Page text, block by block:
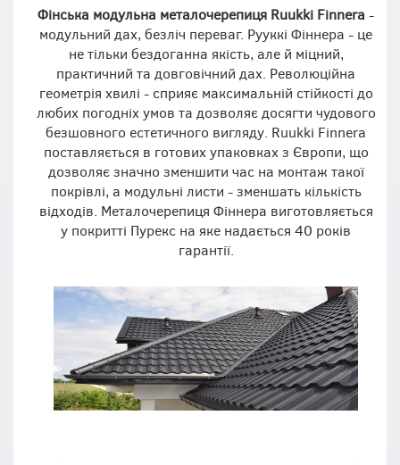
Фінська модульна металочерепиця Ruukki Finnera -
модульний дах, безліч переваг. Рууккі Фіннера - це
не тільки бездоганна якість, але й міцний,
практичний та довговічний дах. Революційна
геометрія хвилі - сприяє максимальній стійкості до
любих погодніх умов та дозволяє досягти чудового
безшовного естетичного вигляду. Ruukki Finnera
поставляється в готових упаковках з Європи, що
дозволяє значно зменшити час на монтаж такої
покрівлі, а модульні листи - зменшать кількість
відходів. Металочерепиця Фіннера виготовляється
у покритті Пурекс на яке надається 40 років
гарантії.